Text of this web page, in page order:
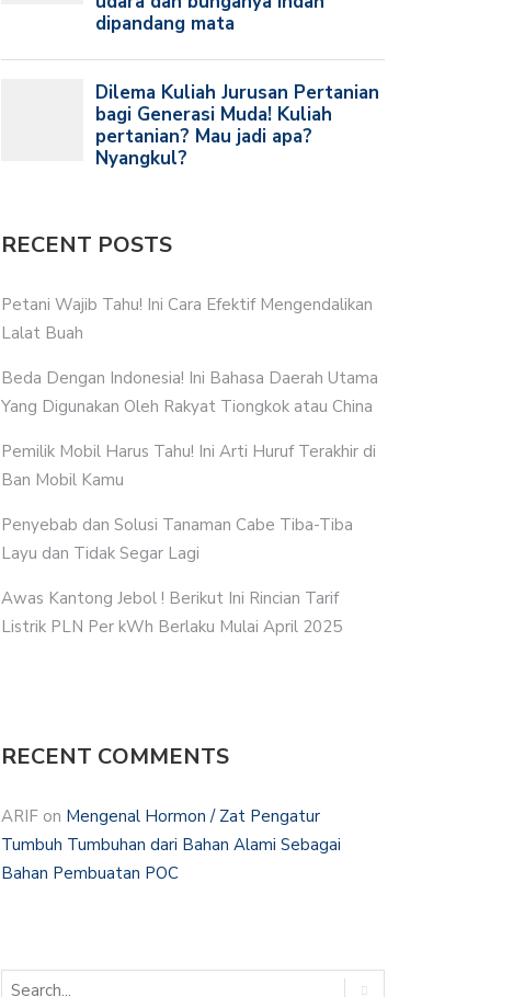
RECENT POSTS
Petani Wajib Tahu! Ini Cara Efektif Mengendalikan
Lalat Buah
Beda Dengan Indonesia! Ini Bahasa Daerah Utama
Yang Digunakan Oleh Rakyat Tiongkok atau China
Pemilik Mobil Harus Tahu! Ini Arti Huruf Terakhir di
Ban Mobil Kamu
Penyebab dan Solusi Tanaman Cabe Tiba-Tiba
Layu dan Tidak Segar Lagi
Awas Kantong Jebol ! Berikut Ini Rincian Tarif
Listrik PLN Per kWh Berlaku Mulai April 2025
RECENT COMMENTS
ARIF on Mengenal Hormon / Zat Pengatur
Tumbuh Tumbuhan dari Bahan Alami Sebagai
Bahan Pembuatan POC